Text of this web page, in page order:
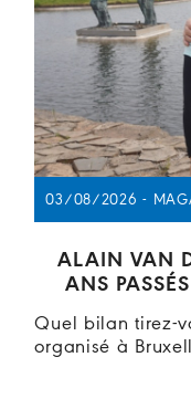
03/08/2026 -
ALAIN VAN
ANS
Quel bilan tirez-
organisé à